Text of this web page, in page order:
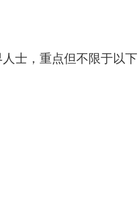
士， 重点但不限于以下